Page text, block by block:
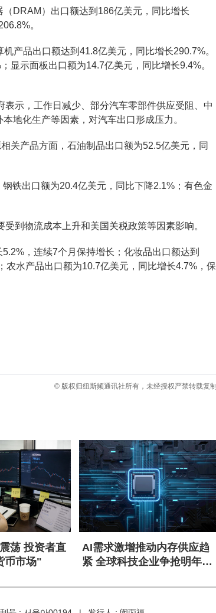
DRAM）出口额达到186亿美元，同比增长
。
产品出口额达到41.8亿美元，同比增长290.7%。
显示面板出口额为14.7亿美元，同比增长9.4%。
示，工作日减少、部分汽车零部件供应受阻、中
地化生产等因素，对汽车出口形成压力。
关产品方面，石油制品出口额为52.5亿美元，同
铁出口额为20.4亿美元，同比下降2.1%；有色金
到物流成本上升和美国关税政策等因素影响。
，连续7个月保持增长；化妆品出口额达到
水产品出口额为10.7亿美元，同比增长4.7%，保
© 版权归纽斯频通讯社所有，未经授权严禁转载复制
荡 投资者直
币市场"
AI需求激增推动内存供应趋
紧 全球科技企业争抢明年产